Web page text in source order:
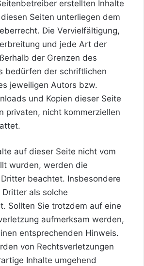
erstellten Inhalte
Seiten unterliegen dem
Die Vervielfältigung,
und jede Art der
der Grenzen des
bedürfen der schriftlichen
jeweiligen Autors bzw.
und Kopien dieser Seite
privaten, nicht kommerziellen
auf dieser Seite nicht vom
wurden, werden die
beachtet. Insbesondere
als solche
Sollten Sie trotzdem auf eine
aufmerksam werden,
entsprechenden Hinweis.
von Rechtsverletzungen
Inhalte umgehend